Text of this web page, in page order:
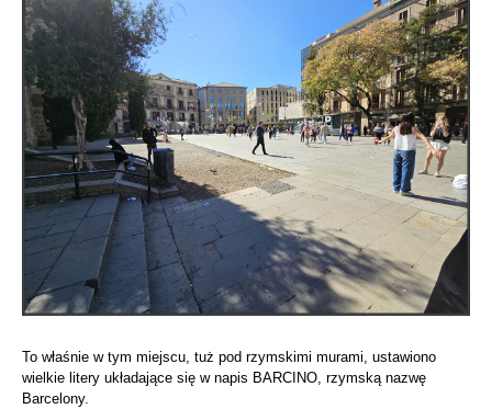
To właśnie w tym miejscu, tuż pod rzymskimi murami, ustawiono
wielkie litery układające się w napis BARCINO, rzymską nazwę
Barcelony.